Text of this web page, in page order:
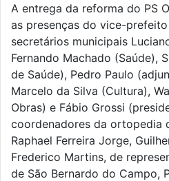
A entrega da reforma do PS
as presenças do vice-
secretários municipais
Fernando Machado (Saúde),
de Saúde), Pedro Paulo
Marcelo da Silva (Cultura),
Obras) e Fábio Grossi
coordenadores da ortopedia
Raphael Ferreira Jorge,
Frederico Martins, de
de São Bernardo do Campo,